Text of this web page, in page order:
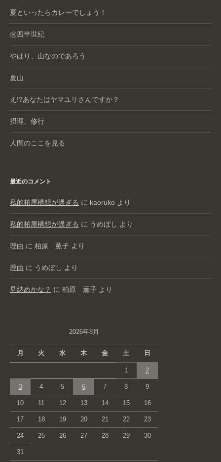
夏といったらカレーでしょう！
㊗️四半世紀
やはり、山なのであろう
夏山
え!?あなたはヤマユリさんですか？
摂理、修行
人間のここを見る
最近のコメント
私的柏屋構想が過ぎる に kaoruko より
私的柏屋構想が過ぎる に うめぼし より
理由 に 柏原 薫子 より
理由 に うめぼし より
見納めかな？ に 柏原 薫子 より
2026年8月
月 火 水 木 金 土 日
1 2
3 4 5 6 7 8 9
10 11 12 13 14 15 16
17 18 19 20 21 22 23
24 25 26 27 28 29 30
31